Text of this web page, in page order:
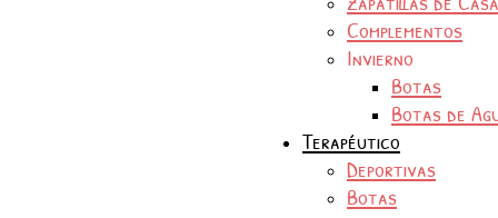
Complementos
Invierno
Botas
Botas de
Terapéutico
Deportivas
Botas